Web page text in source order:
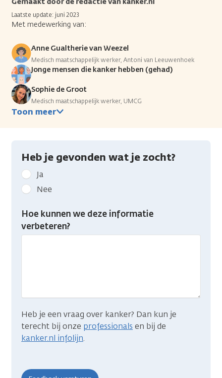
Laatste update: juni 2023
Met medewerking van:
Anne Gualtherie van Weezel
Medisch maatschappelijk werker, Antoni van Leeuwenhoek
Jonge mensen die kanker hebben (gehad)
Sophie de Groot
Medisch maatschappelijk werker, UMCG
Toon meer
Heb je gevonden wat je zocht?
Geef
kanker.nl
feedback:
Heb
gevonden
Ja
Nee
Hoe kunnen we deze informatie
verbeteren?
Heb je een vraag over kanker? Dan kun je
terecht bij onze professionals en bij de
kanker.nl infolijn.